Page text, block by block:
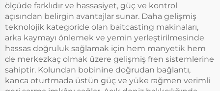
ölçüde farklıdır ve hassasiyet, güç ve kontrol
açısından belirgin avantajlar sunar. Daha gelişmiş
teknolojik kategoride olan baitcasting makinaları,
arka kaymayı önlemek ve yemin yerleştirilmesinde
hassas doğruluk sağlamak için hem manyetik hem
de merkezkaç olmak üzere gelişmiş fren sistemlerine
sahiptir. Kolundan bobinine doğrudan bağlantı,
kanca oturtmada üstün güç ve yüke rağmen verimli